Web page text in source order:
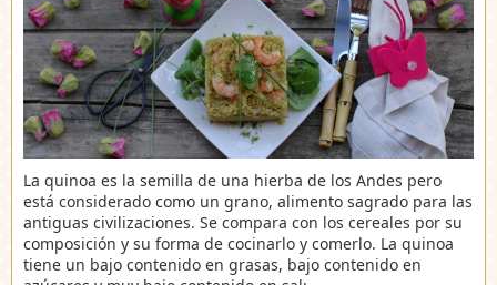
La quinoa es la semilla de una hierba de los Andes pero
está considerado como un grano, alimento sagrado para las
antiguas civilizaciones. Se compara con los cereales por su
composición y su forma de cocinarlo y comerlo. La quinoa
tiene un bajo contenido en grasas, bajo contenido en